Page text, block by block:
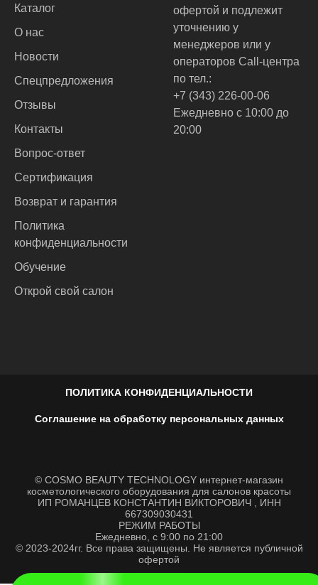
Каталог
О нас
Новости
Спецпредложения
Отзывы
Контакты
Вопрос-ответ
Сертификация
Возврат и гарантия
Политика
конфиденциальности
Обучение
Открой свой салон
офертой и подлежит
уточнению у
менеджеров или у
операторов Call-центра
по тел.:
+7 (343) 226-00-06
Ежедневно с 10:00 до
20:00
ПОЛИТИКА КОНФИДЕНЦИАЛЬНОСТИ
Соглашение на обработку персональных данных
© COSMO BEAUTY TECHNOLOGY интернет-магазин
косметологического оборудования для салонов красоты
ИП РОМАНЦЕВ КОНСТАНТИН ВИКТОРОВИЧ , ИНН
667309030431
РЕЖИМ РАБОТЫ
Ежедневно, с 9:00 по 21:00
© 2023-2024гг. Все права защищены. Не является публичной
офертой